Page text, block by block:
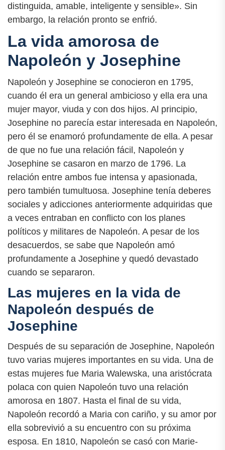
distinguida, amable, inteligente y sensible». Sin
embargo, la relación pronto se enfrió.
La vida amorosa de
Napoleón y Josephine
Napoleón y Josephine se conocieron en 1795,
cuando él era un general ambicioso y ella era una
mujer mayor, viuda y con dos hijos. Al principio,
Josephine no parecía estar interesada en Napoleón,
pero él se enamoró profundamente de ella. A pesar
de que no fue una relación fácil, Napoleón y
Josephine se casaron en marzo de 1796. La
relación entre ambos fue intensa y apasionada,
pero también tumultuosa. Josephine tenía deberes
sociales y adicciones anteriormente adquiridas que
a veces entraban en conflicto con los planes
políticos y militares de Napoleón. A pesar de los
desacuerdos, se sabe que Napoleón amó
profundamente a Josephine y quedó devastado
cuando se separaron.
Las mujeres en la vida de
Napoleón después de
Josephine
Después de su separación de Josephine, Napoleón
tuvo varias mujeres importantes en su vida. Una de
estas mujeres fue Maria Walewska, una aristócrata
polaca con quien Napoleón tuvo una relación
amorosa en 1807. Hasta el final de su vida,
Napoleón recordó a Maria con cariño, y su amor por
ella sobrevivió a su encuentro con su próxima
esposa. En 1810, Napoleón se casó con Marie-